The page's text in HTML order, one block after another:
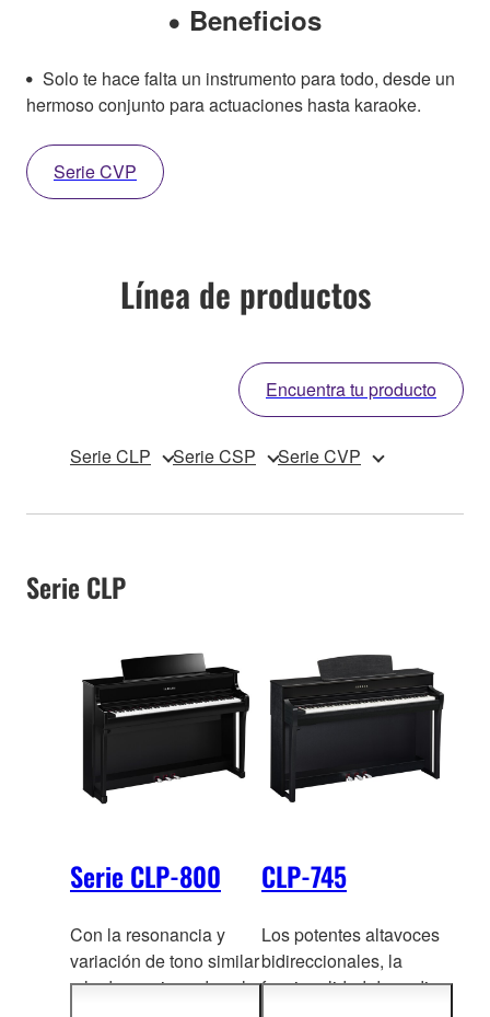
Beneficios
Solo te hace falta un instrumento para todo, desde un
hermoso conjunto para actuaciones hasta karaoke.
Serie CVP
Línea de productos
Encuentra tu producto
Serie CLP Serie CSP Serie CVP
Serie CLP
Serie CLP-800
Con la resonancia y
variación de tono similar
a la de un piano de cola,
CLP-745
Los potentes altavoces
bidireccionales, la
funcionalidad de audio